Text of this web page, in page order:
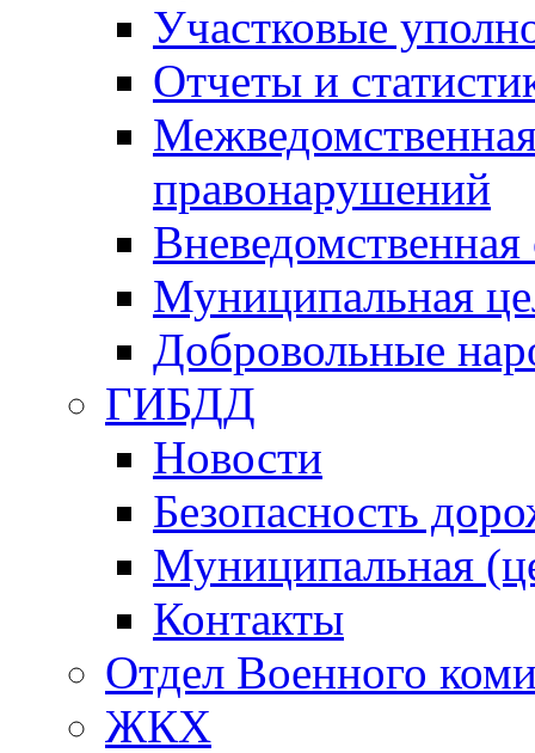
Участковые
Отчеты и
правонарушений
Вневедомственная
Муниципальная
Добровольные
ГИБДД
Новости
Безопасность
Муниципальная
Контакты
Отдел Военного
ЖКХ